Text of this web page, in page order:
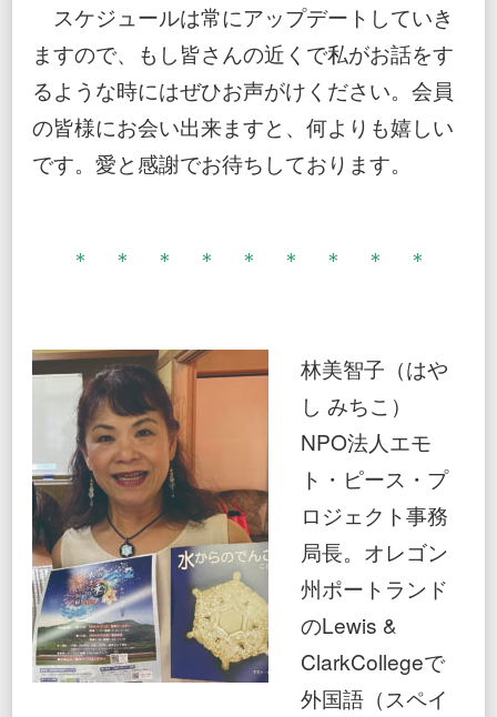
スケジュールは常にアップデートしていき
ますので、もし皆さんの近くで私がお話をす
るような時にはぜひお声がけください。会員
の皆様にお会い出来ますと、何よりも嬉しい
です。愛と感謝でお待ちしております。
＊ ＊ ＊ ＊ ＊ ＊ ＊ ＊ ＊
林美智子（はや
し みちこ）
NPO法人エモ
ト・ピース・プ
ロジェクト事務
局長。オレゴン
州ポートランド
のLewis &
ClarkCollegeで
外国語（スペイ